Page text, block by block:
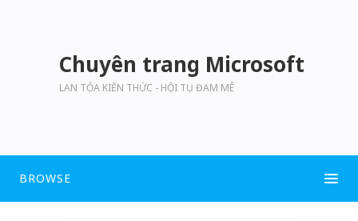
Chuyên trang Microsoft
LAN TỎA KIẾN THỨC - HỘI TỤ ĐAM MÊ
BROWSE